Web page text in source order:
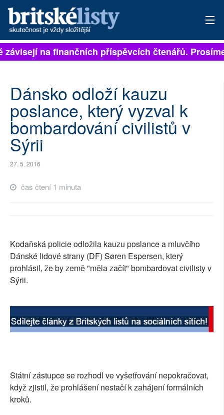
PŘIHLÁSIT
ARCHIV
ROZHOVORY
TÉMATA
NEJČTENĚJŠÍ ZA 7 DNÍ
AUTOŘI
RUBRIKY
PLNÁ VERZE STRÁNEK
na finančních příspěvcích čtenářů.
Dánsko odloží kauzu
poslance, který vyzval k
bombardování civilistů v
Sýrii
27. 5. 2016
čas čtení 1 minuta
Kodaňská policie odložila kauzu poslance a mluvčího
Dánské lidové strany (DF) Søren Espersen, který
prohlásil, že by země "měla začít" bombardovat civilisty v
Sýrii.
Státní zástupce se rozhodl ve vyšetřování nepokračovat,
když zjistil, že prohlášení nestačí k zahájení formálních
kroků.